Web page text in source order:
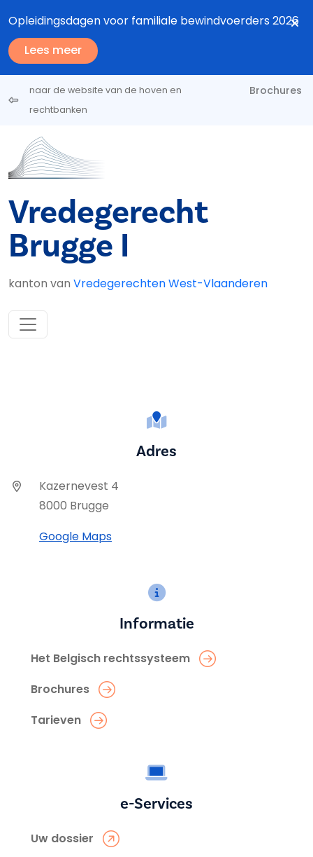
Opleidingsdagen voor familiale bewindvoerders 2026
Lees meer
naar de website van de hoven en
rechtbanken
Brochures
Vredegerecht
Brugge I
kanton van Vredegerechten West-Vlaanderen
Adres
Kazernevest 4
8000 Brugge
Google Maps
Informatie
Het Belgisch rechtssysteem
Brochures
Tarieven
e-Services
Uw dossier